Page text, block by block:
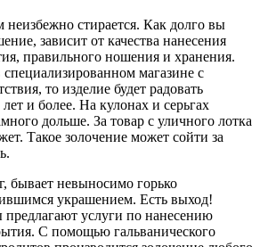
неизбежно стирается. Как долго вы
зависит от качества нанесения
правильного ношения и хранения.
магазине с
то изделие будет радовать
и более. На кулонах и серьгах
дольше. За товар с уличного лотка
Такое золочение может сойти за
бывает невыносимо горько
украшением. Есть выход!
предлагают услуги по нанесению
С помощью гальванического